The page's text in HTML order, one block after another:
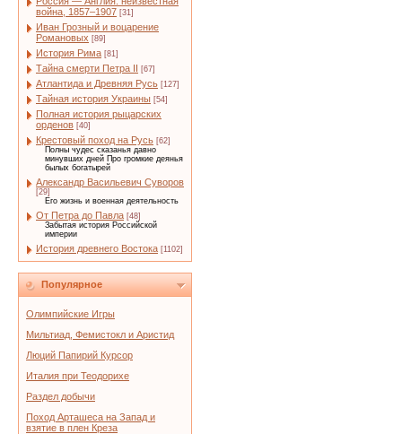
война, 1857–1907 [31]
Иван Грозный и воцарение
Романовых [89]
История Рима [81]
Тайна смерти Петра II [67]
Атлантида и Древняя Русь [127]
Тайная история Украины [54]
Полная история рыцарских
орденов [40]
Крестовый поход на Русь [62]
Полны чудес сказанья давно
минувших дней Про громкие деянья
былых богатырей
Александр Васильевич Суворов
[29]
Его жизнь и военная деятельность
От Петра до Павла [48]
Забытая история Российской
империи
История древнего Востока [1102]
Популярное
Олимпийские Игры
Мильтиад, Фемистокл и Аристид
Люций Папирий Курсор
Италия при Теодорихе
Раздел добычи
Поход Арташеса на Запад и
взятие в плен Креза